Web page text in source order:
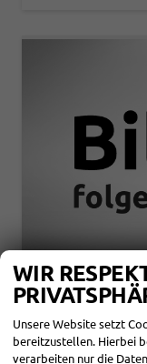
KIA XCEED
EXCLUSIVE 1,6
unverbindliche
WIR
Unsere Website setzt
bereitzustellen. Hierbei
verarbeiten nur die